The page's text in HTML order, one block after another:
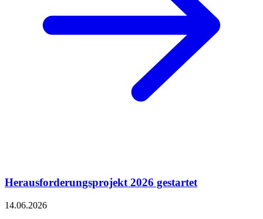
Herausforderungsprojekt 2026 gestartet
14.06.2026